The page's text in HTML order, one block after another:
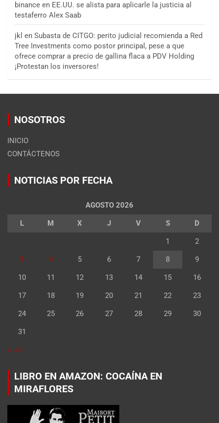
binance en EE.UU. se alista para aplicarle la justicia al
testaferro Alex Saab
jkl en Subasta de CITGO: perito judicial recomienda a Red
Tree Investments como postor principal, pese a que
ofrece comprar a precio de gallina flaca a PDV Holding
¡Protestan los inversores!
NOSOTROS
INICIO
CONTÁCTENOS
NOTICIAS POR FECHA
AGOSTO 2026
L M X J V S D
1 2
3 4 5 6 7 8 9
10 11 12 13 14 15 16
17 18 19 20 21 22 23
24 25 26 27 28 29 30
31
« Jul
LIBRO EN AMAZON: COCAÍNA EN
MIRAFLORES